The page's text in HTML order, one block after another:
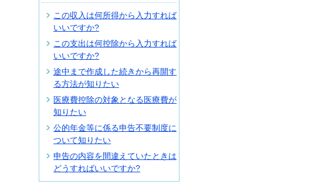
この収入は何所得から入力すれば
いいですか?
この支出は何控除から入力すれば
いいですか?
途中まで作成した続きから再開す
る方法が知りたい
医療費控除の対象となる医療費が
知りたい
公的年金等に係る申告不要制度に
ついて知りたい
申告の内容を間違えていたときは
どうすればいいですか?